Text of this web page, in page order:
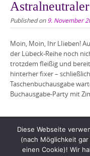
Published on9. November
Moin, Moin, Ihr LIieben!
der Lübeck-Reihe noch
trotzdem fleißig und
hinterher fixer –
Taschenbuchausgabe
Buchausgabe-Party mit
Diese Webseite
(nach Möglichkeit
einen Cookie)! Wir